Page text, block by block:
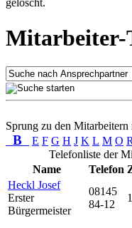
gelöscht.
Mitarbeiter-
Sprung zu den
B E F G H J K L M O R
Telefonliste der
Name
Telefon
Heckl Josef
Erster
Bürgermeister
08145
84-12